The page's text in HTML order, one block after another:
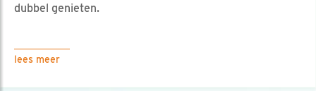
dubbel genieten.
lees meer